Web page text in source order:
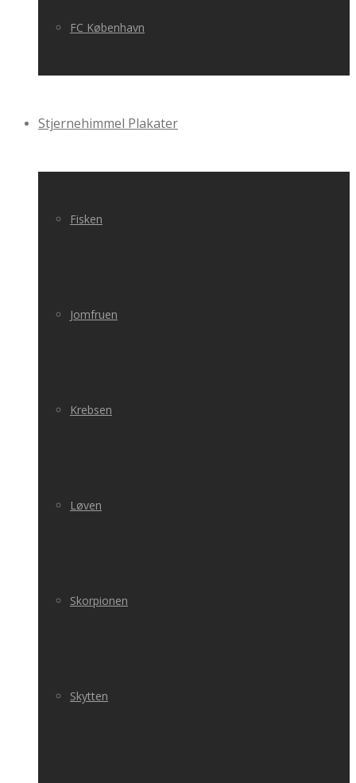
FC København
Stjernehimmel Plakater
Fisken
Jomfruen
Krebsen
Løven
Skorpionen
Skytten